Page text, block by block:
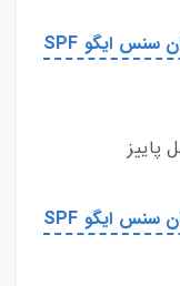
ضد آفتاب آبرسان سان سنس ایگو SPF
ضد آفتاب آبرسان سان سنس ایگو SPF